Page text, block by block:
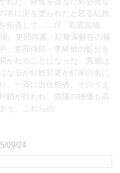
名に泥を塗られたと怒る紅姓
拒否して……!?「彩雲国物
。吏部尚書・紅黎深解任の報
、吏部侍郎・李絳攸の処分を
かれることになった。秀麗は
なるが紅姓官吏が紅家の名に
、一斉に出仕拒否。そのうえ
鎖が行われ、貴陽の物価も高
う。これらの
09/24